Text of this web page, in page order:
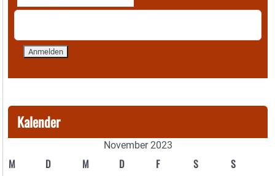
Kalender
November 2023
M D M D F S S